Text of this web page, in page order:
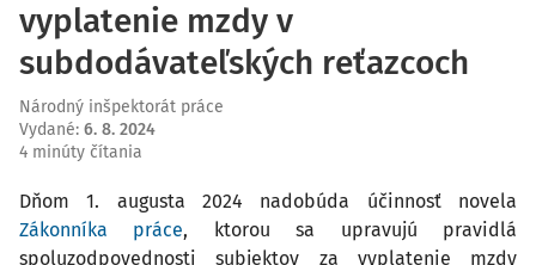
vyplatenie mzdy v
subdodávateľských reťazcoch
Národný inšpektorát práce
Vydané: 6. 8. 2024
4 minúty čítania
Dňom 1. augusta 2024 nadobúda účinnosť novela
Zákonníka práce, ktorou sa upravujú pravidlá
spoluzodpovednosti subjektov za vyplatenie mzdy